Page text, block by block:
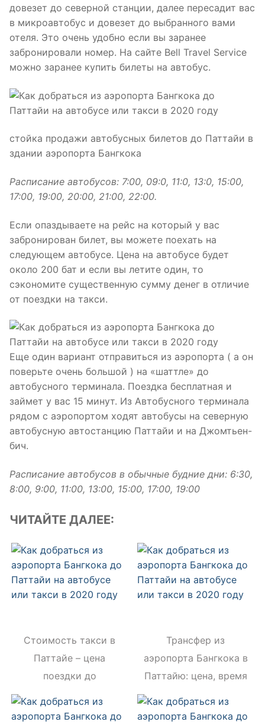
довезет до северной станции, далее пересадит вас
в микроавтобус и довезет до выбранного вами
отеля. Это очень удобно если вы заранее
забронировали номер. На сайте Bell Travel Service
можно заранее купить билеты на автобус.
стойка продажи автобусных билетов до Паттайи в
здании аэропорта Бангкока
Расписание автобусов: 7:00, 09:0, 11:0, 13:0, 15:00,
17:00, 19:00, 20:00, 21:00, 22:00.
Если опаздываете на рейс на который у вас
забронирован билет, вы можете поехать на
следующем автобусе. Цена на автобусе будет
около 200 бат и если вы летите один, то
сэкономите существенную сумму денег в отличие
от поездки на такси.
Еще один вариант отправиться из аэропорта ( а он
поверьте очень большой ) на «шаттле» до
автобусного терминала. Поездка бесплатная и
займет у вас 15 минут. Из Автобусного терминала
рядом с аэропортом ходят автобусы на северную
автобусную автостанцию Паттайи и на Джомтьен-
бич.
Расписание автобусов в обычные будние дни: 6:30,
8:00, 9:00, 11:00, 13:00, 15:00, 17:00, 19:00
ЧИТАЙТЕ ДАЛЕЕ:
Стоимость такси в
Паттайе – цена
поездки до
Трансфер из
аэропорта Бангкока в
Паттайю: цена, время